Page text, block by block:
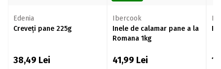
Edenia
Creveți pane 225g
38,49 Lei
Ibercook
Inele de calamar pane a la
Romana 1kg
41,99 Lei